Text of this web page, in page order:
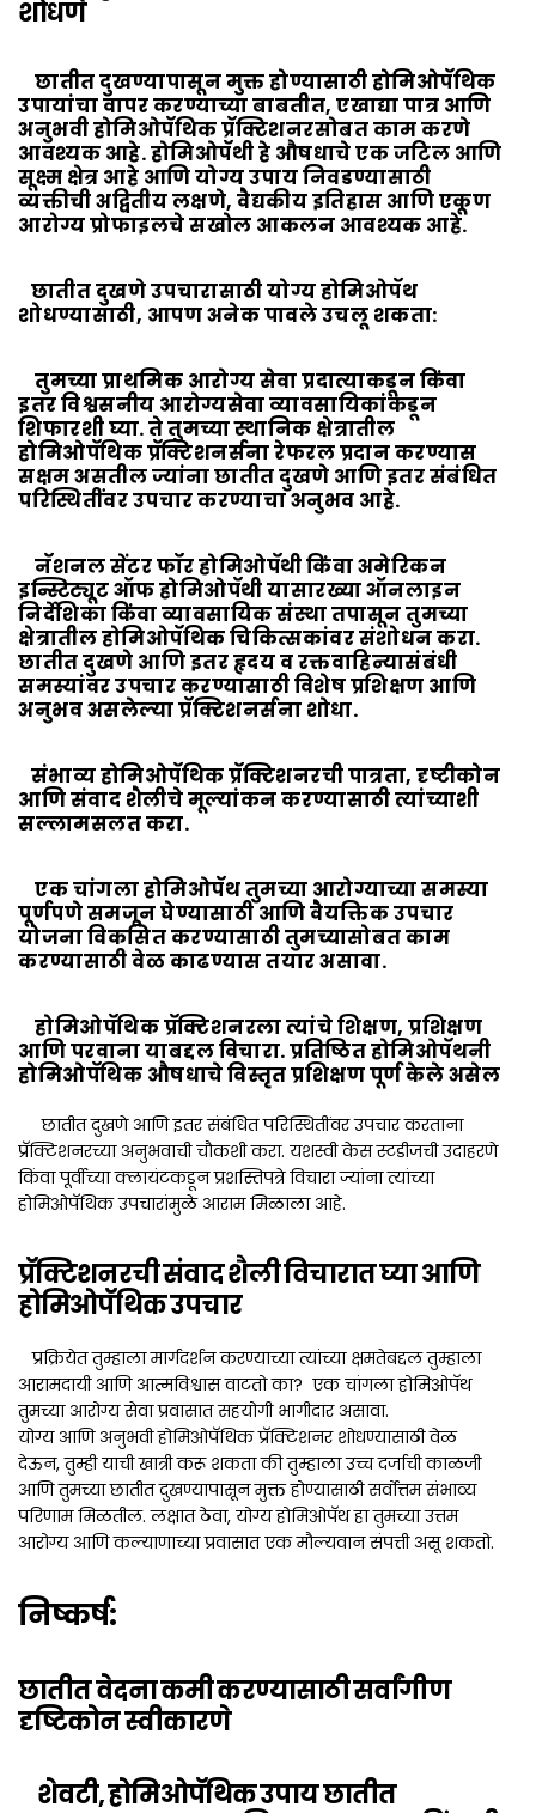
शोधणे
छातीत दुखण्यापासून मुक्त होण्यासाठी होमिओपॅथिक
उपायांचा वापर करण्याच्या बाबतीत, एखाद्या पात्र आणि
अनुभवी होमिओपॅथिक प्रॅक्टिशनरसोबत काम करणे
आवश्यक आहे. होमिओपॅथी हे औषधाचे एक जटिल आणि
सूक्ष्म क्षेत्र आहे आणि योग्य उपाय निवडण्यासाठी
व्यक्तीची अद्वितीय लक्षणे, वैद्यकीय इतिहास आणि एकूण
आरोग्य प्रोफाइलचे सखोल आकलन आवश्यक आहे.
छातीत दुखणे उपचारासाठी योग्य होमिओपॅथ
शोधण्यासाठी, आपण अनेक पावले उचलू शकता:
तुमच्या प्राथमिक आरोग्य सेवा प्रदात्याकडून किंवा
इतर विश्वसनीय आरोग्यसेवा व्यावसायिकांकडून
शिफारशी घ्या. ते तुमच्या स्थानिक क्षेत्रातील
होमिओपॅथिक प्रॅक्टिशनर्सना रेफरल प्रदान करण्यास
सक्षम असतील ज्यांना छातीत दुखणे आणि इतर संबंधित
परिस्थितींवर उपचार करण्याचा अनुभव आहे.
नॅशनल सेंटर फॉर होमिओपॅथी किंवा अमेरिकन
इन्स्टिट्यूट ऑफ होमिओपॅथी यासारख्या ऑनलाइन
निर्देशिका किंवा व्यावसायिक संस्था तपासून तुमच्या
क्षेत्रातील होमिओपॅथिक चिकित्सकांवर संशोधन करा.
छातीत दुखणे आणि इतर हृदय व रक्तवाहिन्यासंबंधी
समस्यांवर उपचार करण्यासाठी विशेष प्रशिक्षण आणि
अनुभव असलेल्या प्रॅक्टिशनर्सना शोधा.
संभाव्य होमिओपॅथिक प्रॅक्टिशनरची पात्रता, दृष्टीकोन
आणि संवाद शैलीचे मूल्यांकन करण्यासाठी त्यांच्याशी
सल्लामसलत करा.
एक चांगला होमिओपॅथ तुमच्या आरोग्याच्या समस्या
पूर्णपणे समजून घेण्यासाठी आणि वैयक्तिक उपचार
योजना विकसित करण्यासाठी तुमच्यासोबत काम
करण्यासाठी वेळ काढण्यास तयार असावा.
होमिओपॅथिक प्रॅक्टिशनरला त्यांचे शिक्षण, प्रशिक्षण
आणि परवाना याबद्दल विचारा. प्रतिष्ठित होमिओपॅथनी
होमिओपॅथिक औषधाचे विस्तृत प्रशिक्षण पूर्ण केले असेल
छातीत दुखणे आणि इतर संबंधित परिस्थितींवर उपचार करताना
प्रॅक्टिशनरच्या अनुभवाची चौकशी करा. यशस्वी केस स्टडीजची उदाहरणे
किंवा पूर्वीच्या क्लायंटकडून प्रशस्तिपत्रे विचारा ज्यांना त्यांच्या
होमिओपॅथिक उपचारांमुळे आराम मिळाला आहे.
प्रॅक्टिशनरची संवाद शैली विचारात घ्या आणि
होमिओपॅथिक उपचार
प्रक्रियेत तुम्हाला मार्गदर्शन करण्याच्या त्यांच्या क्षमतेबद्दल तुम्हाला
आरामदायी आणि आत्मविश्वास वाटतो का? एक चांगला होमिओपॅथ
तुमच्या आरोग्य सेवा प्रवासात सहयोगी भागीदार असावा.
योग्य आणि अनुभवी होमिओपॅथिक प्रॅक्टिशनर शोधण्यासाठी वेळ
देऊन, तुम्ही याची खात्री करू शकता की तुम्हाला उच्च दर्जाची काळजी
आणि तुमच्या छातीत दुखण्यापासून मुक्त होण्यासाठी सर्वोत्तम संभाव्य
परिणाम मिळतील. लक्षात ठेवा, योग्य होमिओपॅथ हा तुमच्या उत्तम
आरोग्य आणि कल्याणाच्या प्रवासात एक मौल्यवान संपत्ती असू शकतो.
निष्कर्ष:
छातीत वेदना कमी करण्यासाठी सर्वांगीण
दृष्टिकोन स्वीकारणे
शेवटी, होमिओपॅथिक उपाय छातीत